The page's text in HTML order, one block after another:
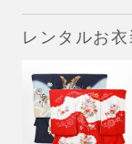
レンタルお衣